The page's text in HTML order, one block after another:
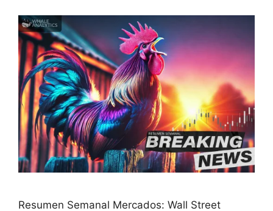
Resumen Semanal Mercados: Wall Street